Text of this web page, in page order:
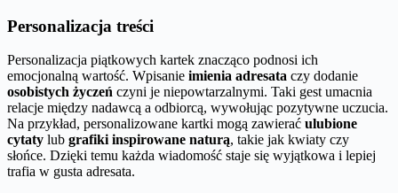
Personalizacja treści
Personalizacja piątkowych kartek znacząco podnosi ich
emocjonalną wartość. Wpisanie imienia adresata czy dodanie
osobistych życzeń czyni je niepowtarzalnymi. Taki gest umacnia
relacje między nadawcą a odbiorcą, wywołując pozytywne uczucia.
Na przykład, personalizowane kartki mogą zawierać ulubione
cytaty lub grafiki inspirowane naturą, takie jak kwiaty czy
słońce. Dzięki temu każda wiadomość staje się wyjątkowa i lepiej
trafia w gusta adresata.